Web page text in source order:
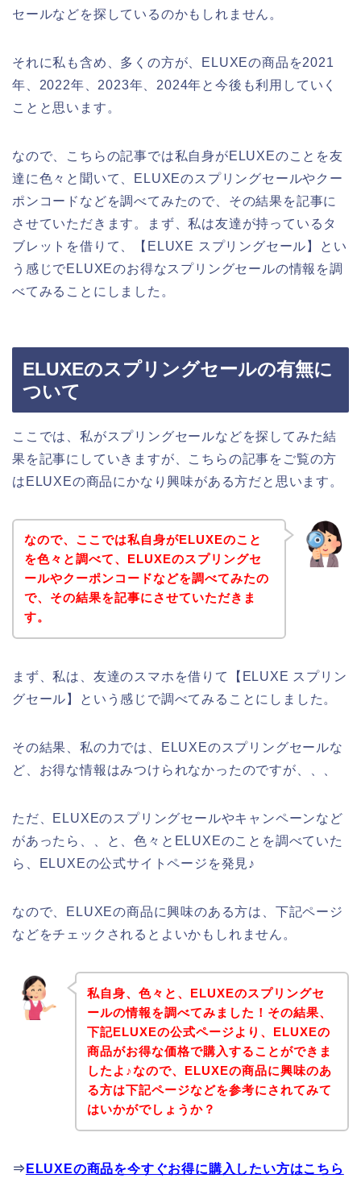
セールなどを探しているのかもしれません。
それに私も含め、多くの方が、ELUXEの商品を2021
年、2022年、2023年、2024年と今後も利用していく
ことと思います。
なので、こちらの記事では私自身がELUXEのことを友
達に色々と聞いて、ELUXEのスプリングセールやクー
ポンコードなどを調べてみたので、その結果を記事に
させていただきます。まず、私は友達が持っているタ
ブレットを借りて、【ELUXE スプリングセール】とい
う感じでELUXEのお得なスプリングセールの情報を調
べてみることにしました。
ELUXEのスプリングセールの有無に
ついて
ここでは、私がスプリングセールなどを探してみた結
果を記事にしていきますが、こちらの記事をご覧の方
はELUXEの商品にかなり興味がある方だと思います。
なので、ここでは私自身がELUXEのこと
を色々と調べて、ELUXEのスプリングセ
ールやクーポンコードなどを調べてみたの
で、その結果を記事にさせていただきま
す。
まず、私は、友達のスマホを借りて【ELUXE スプリン
グセール】という感じで調べてみることにしました。
その結果、私の力では、ELUXEのスプリングセールな
ど、お得な情報はみつけられなかったのですが、、、
ただ、ELUXEのスプリングセールやキャンペーンなど
があったら、、と、色々とELUXEのことを調べていた
ら、ELUXEの公式サイトページを発見♪
なので、ELUXEの商品に興味のある方は、下記ページ
などをチェックされるとよいかもしれません。
私自身、色々と、ELUXEのスプリングセ
ールの情報を調べてみました！その結果、
下記ELUXEの公式ページより、ELUXEの
商品がお得な価格で購入することができま
したよ♪なので、ELUXEの商品に興味のあ
る方は下記ページなどを参考にされてみて
はいかがでしょうか？
⇒ ELUXEの商品を今すぐお得に購入したい方はこちら